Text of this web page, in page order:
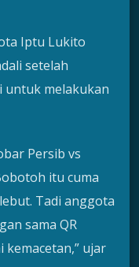
Iptu Lukito
setelah
untuk melakukan
Persib vs
itu cuma
Tadi anggota
sama QR
kemacetan,” ujar